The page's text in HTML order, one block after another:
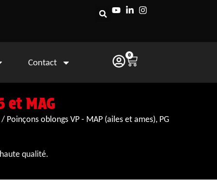
Contact
0
et MAG
/ Poinçons oblongs VP - MAP (ailes et ames), PG
qualité.